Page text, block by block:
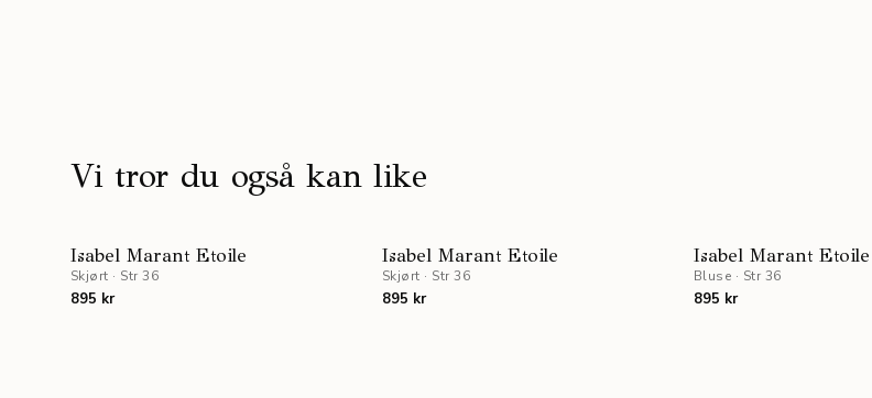
Vi tror du også kan like
Isabel Marant Etoile
Skjørt · Str 36
895 kr
Isabel Marant Etoile
Skjørt · Str 36
895 kr
Isabel Marant Etoile
Bluse · Str 36
895 kr